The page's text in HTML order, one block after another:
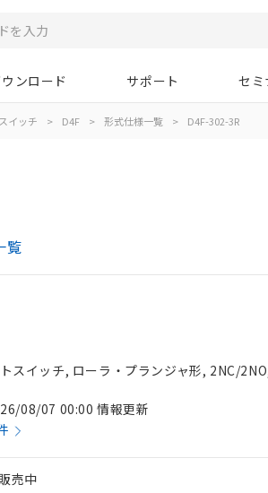
ンロード サポート セミ
イッチ > D4F > 形式仕様一覧 > D4F-302-3R
覧
スイッチ, ローラ・プランジャ形, 2NC/
08/07 00:00 情報更新
販売中